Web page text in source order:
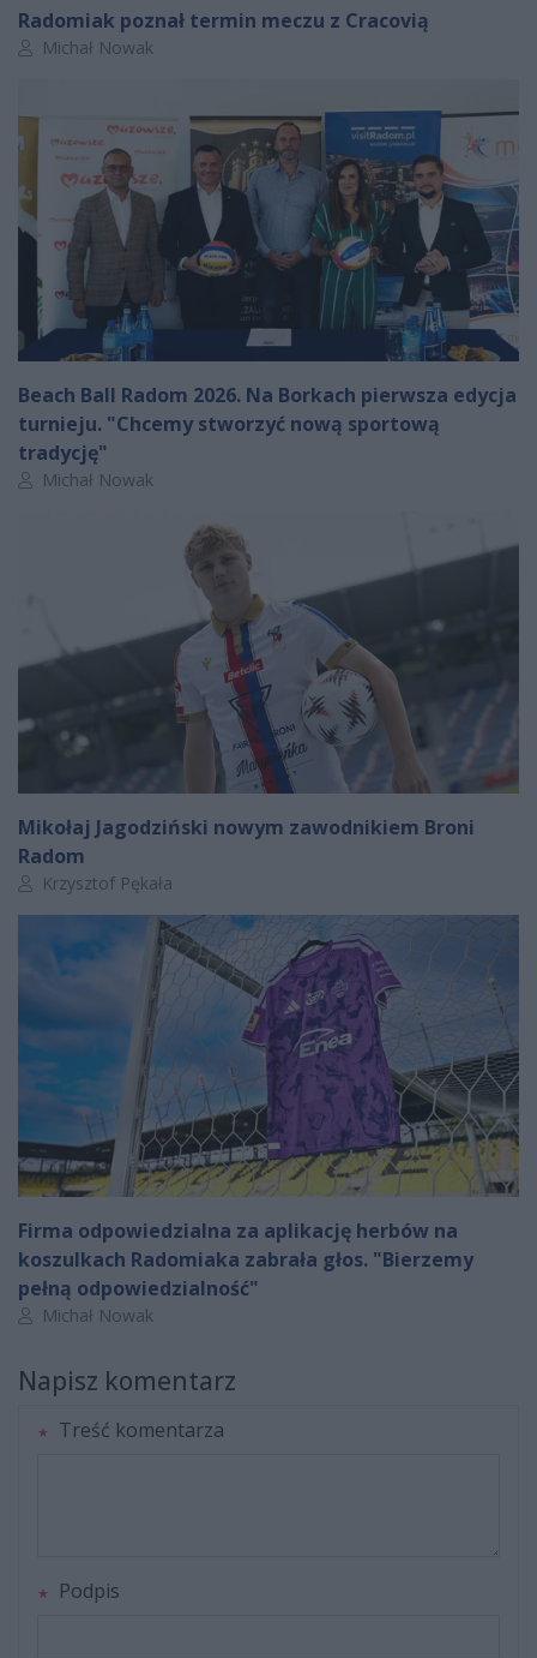
Radomiak poznał termin meczu z Cracovią
Autor artykułu:
Michał Nowak
Beach Ball Radom 2026. Na Borkach pierwsza edycja
turnieju. "Chcemy stworzyć nową sportową
tradycję"
Autor artykułu:
Michał Nowak
Mikołaj Jagodziński nowym zawodnikiem Broni
Radom
Autor artykułu:
Krzysztof Pękała
Firma odpowiedzialna za aplikację herbów na
koszulkach Radomiaka zabrała głos. "Bierzemy
pełną odpowiedzialność"
Autor artykułu:
Michał Nowak
Napisz komentarz
Treść komentarza
Podpis